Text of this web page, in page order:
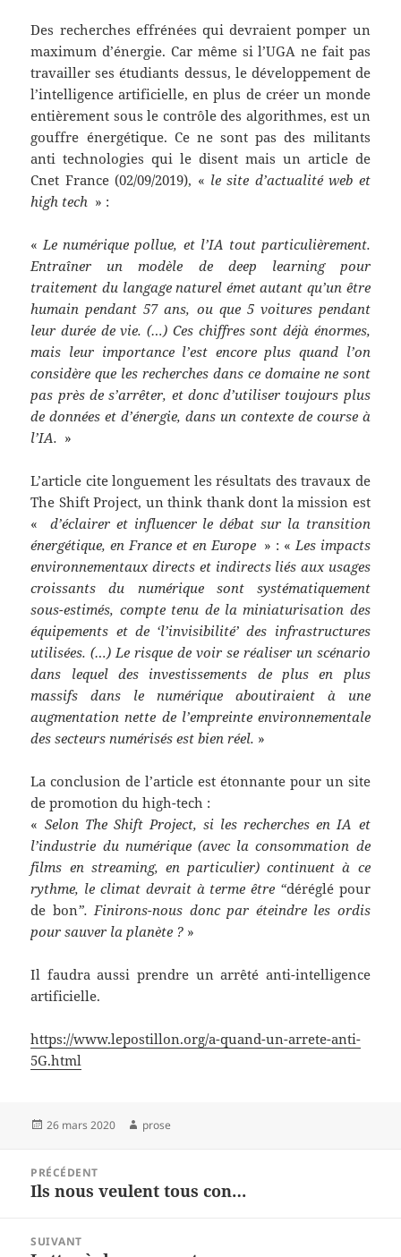
Des recherches effrénées qui devraient pomper un
maximum d’énergie. Car même si l’UGA ne fait pas
travailler ses étudiants dessus, le développement de
l’intelligence artificielle, en plus de créer un monde
entièrement sous le contrôle des algorithmes, est un
gouffre énergétique. Ce ne sont pas des militants
anti technologies qui le disent mais un article de
Cnet France (02/09/2019), « le site d’actualité web et
high tech » :
«Le numérique pollue, et l’IA tout particulièrement.
Entraîner un modèle de deep learning pour
traitement du langage naturel émet autant qu’un être
humain pendant 57 ans, ou que 5 voitures pendant
leur durée de vie. (…) Ces chiffres sont déjà énormes,
mais leur importance l’est encore plus quand l’on
considère que les recherches dans ce domaine ne sont
pas près de s’arrêter, et donc d’utiliser toujours plus
de données et d’énergie, dans un contexte de course à
l’IA. »
L’article cite longuement les résultats des travaux de
The Shift Project, un think thank dont la mission est
«
d’éclairer et influencer le débat sur la transition
énergétique, en France et en Europe » : «Les impacts
environnementaux directs et indirects liés aux usages
croissants du numérique sont systématiquement
sous-estimés, compte tenu de la miniaturisation des
équipements et de ‘l’invisibilité’ des infrastructures
utilisées. (…) Le risque de voir se réaliser un scénario
dans lequel des investissements de plus en plus
massifs dans le numérique aboutiraient à une
augmentation nette de l’empreinte environnementale
des secteurs numérisés est bien réel. »
La conclusion de l’article est étonnante pour un site
de promotion du high-tech :
« Selon The Shift Project, si les recherches en IA et
l’industrie du numérique (avec la consommation de
films en streaming, en particulier) continuent à ce
rythme, le climat devrait à terme être “déréglé pour
de bon”. Finirons-nous donc par éteindre les ordis
pour sauver la planète ? »
Il faudra aussi prendre un arrêté anti-intelligence
artificielle.
https://www.lepostillon.org/a-quand-un-arrete-anti-
5G.html
Publié
26 mars 2020 Auteur
prose
l’article
PRÉCÉDENT
Article
Ils nous veulent tous con…
SUIVANT